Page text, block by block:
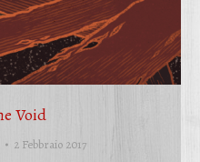
Void
2 Febbraio 2017